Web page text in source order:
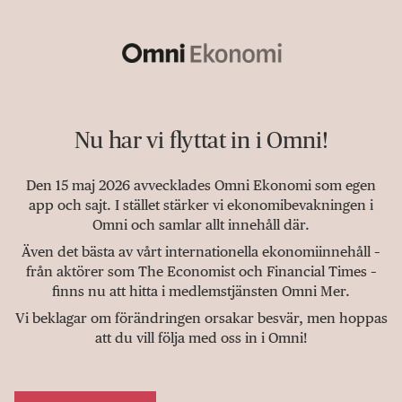
Nu har vi flyttat in i Omni!
Den 15 maj 2026 avvecklades Omni Ekonomi som egen
app och sajt. I stället stärker vi ekonomibevakningen i
Omni och samlar allt innehåll där.
Även det bästa av vårt internationella ekonomiinnehåll –
från aktörer som The Economist och Financial Times –
finns nu att hitta i medlemstjänsten Omni Mer.
Vi beklagar om förändringen orsakar besvär, men hoppas
att du vill följa med oss in i Omni!